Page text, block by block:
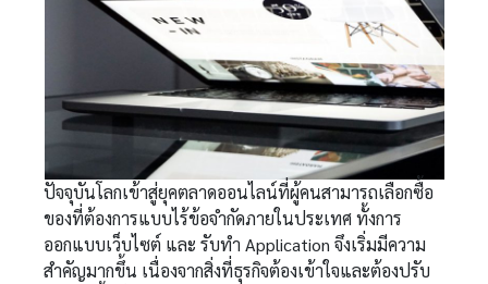
ปัจจุบันโลกเข้าสู่ยุคตลาดออนไลน์ที่ผู้คนสามารถเลือกซื้อ
ของที่ต้องการแบบไร้ข้อจำกัดภายในประเทศ ทั้งการ
ออกแบบเว็บไซต์ และ รับทำ Application จึงเริ่มมีความ
สำคัญมากขึ้น เนื่องจากสิ่งที่ธุรกิจต้องเข้าใจและต้องปรับ